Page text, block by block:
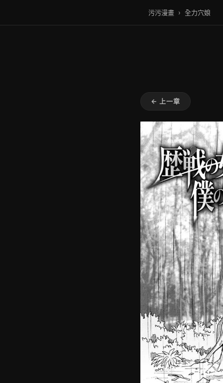
污污漫畫 › 全力穴娘
← 上一章